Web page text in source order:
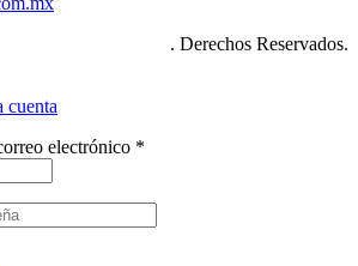
. Derechos Reservados.
cuenta
electrónico *